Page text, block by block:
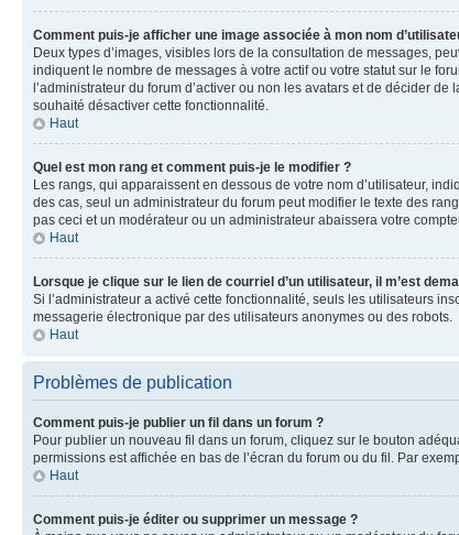
Comment puis-je afficher une image associée à mon nom
Deux types d’images, visibles lors de la consultation de messages,
indiquent le nombre de messages à votre actif ou votre statut sur le
l’administrateur du forum d’activer ou non les avatars et de décider
souhaité désactiver cette fonctionnalité.
Haut
Quel est mon rang et comment puis-je le modifier ?
Les rangs, qui apparaissent en dessous de votre nom d’utilisateur,
des cas, seul un administrateur du forum peut modifier le texte des
pas ceci et un modérateur ou un administrateur abaissera votre
Haut
Lorsque je clique sur le lien de courriel d’un utilisateur, il m’est
Si l’administrateur a activé cette fonctionnalité, seuls les utilisateurs
messagerie électronique par des utilisateurs anonymes ou des robots.
Haut
Problèmes de publication
Comment puis-je publier un fil dans un forum ?
Pour publier un nouveau fil dans un forum, cliquez sur le bouton
permissions est affichée en bas de l’écran du forum ou du fil. Par
Haut
Comment puis-je éditer ou supprimer un message ?